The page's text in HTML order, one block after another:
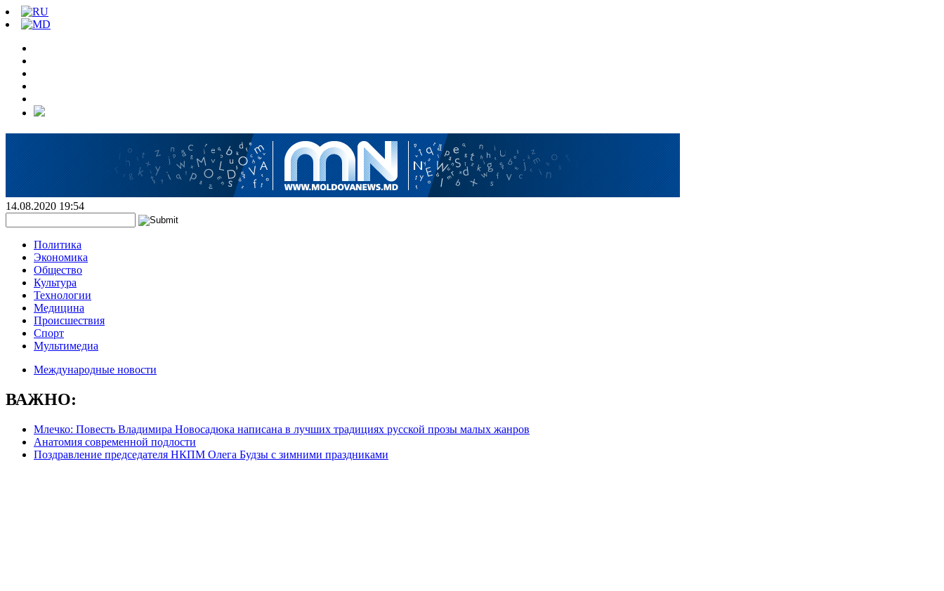
14.08.2020 19:54
Политика
Экономика
Общество
Культура
Технологии
Медицина
Происшествия
Спорт
Мультимедиа
Международные новости
ВАЖНО:
Млечко: Повесть Владимира Новосадюка написана в лучших традициях русской прозы малых жанров
Анатомия современной подлости
Поздравление председателя НКПМ Олега Будзы с зимними праздниками